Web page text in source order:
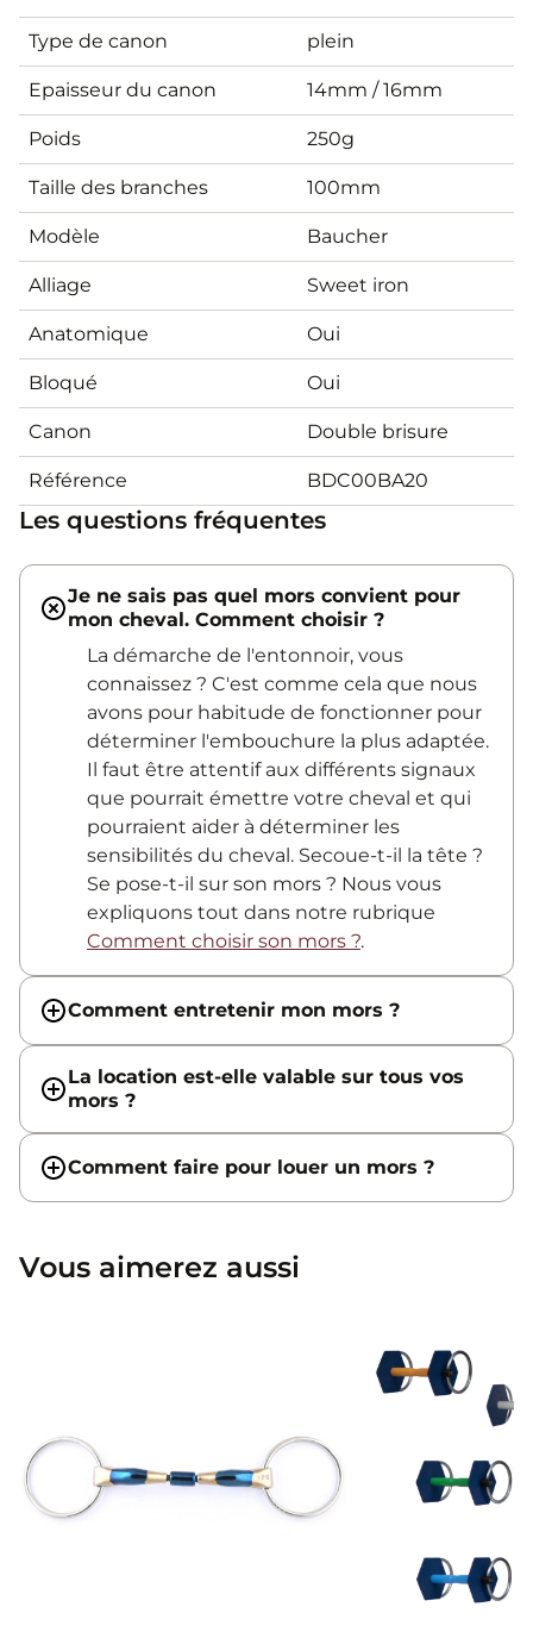
Type de canon plein
Epaisseur du canon 14mm / 16mm
Poids 250g
Taille des branches 100mm
Modèle Baucher
Alliage Sweet iron
Anatomique Oui
Bloqué Oui
Canon Double brisure
Référence BDC00BA20
Les questions fréquentes
Je ne sais pas quel mors convient pour
mon cheval. Comment choisir ?
La démarche de l'entonnoir, vous
connaissez ? C'est comme cela que nous
avons pour habitude de fonctionner pour
déterminer l'embouchure la plus adaptée.
Il faut être attentif aux différents signaux
que pourrait émettre votre cheval et qui
pourraient aider à déterminer les
sensibilités du cheval. Secoue-t-il la tête ?
Se pose-t-il sur son mors ? Nous vous
expliquons tout dans notre rubrique
Comment choisir son mors ?.
Comment entretenir mon mors ?
La location est-elle valable sur tous vos
mors ?
Comment faire pour louer un mors ?
Vous aimerez aussi